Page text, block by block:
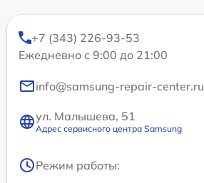
+7 (343) 226-93-53
Ежедневно с 9:00 до 21:00
info@samsung-repair-center.ru
ул. Малышева, 51
Адрес сервисного центра Samsung
Режим работы: